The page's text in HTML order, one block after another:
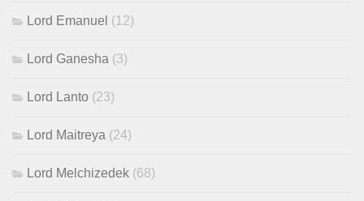
Lord Emanuel (12)
Lord Ganesha (3)
Lord Lanto (23)
Lord Maitreya (24)
Lord Melchizedek (68)